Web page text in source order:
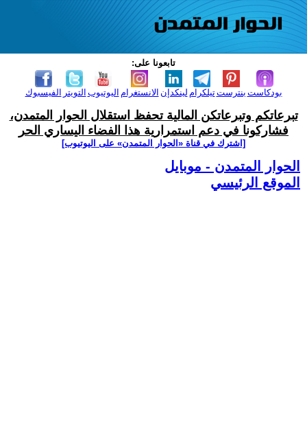
تابعونا على:
الفيسبوك التويتر اليوتيوب الانستغرام لينكدإن تيلكرامبنترست بودكاست
تبرعاتكم وتبرعاتكن المالية تحفظ استقلال الحوار المتمدن،
فشاركونا في دعم استمرارية هذا الفضاء اليساري الحر
[اشترك في قناة ‫«الحوار المتمدن» على اليوتيوب]
الحوار المتمدن - موبايل
الموقع الرئيسي